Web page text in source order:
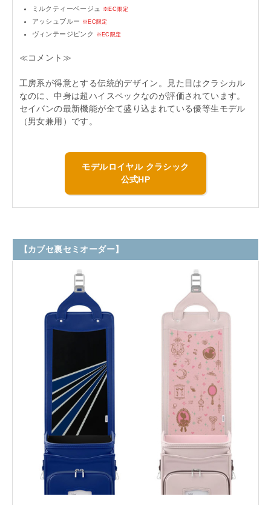
ミルクティーベージュ ※EC限定
アッシュブルー ※EC限定
ヴィンテージピンク ※EC限定
≪コメント≫
工房系が得意とする伝統的デザイン。見た目はクラシカル
なのに、中身は超ハイスペックなのが評価されています。
セイバンの最新機能が全て盛り込まれている優等生モデル
（男女兼用）です。
モデルロイヤル クラシック
公式HP
【カブセ裏セミオーダー】